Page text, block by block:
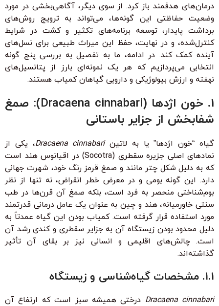
درمان‌های هدفمند باز کرد. از سوی دیگر، آگاهی‌بخشی در مورد
وضعیت حفاظتی این گونه‌ها، می‌تواند به ترویج روش‌های
برداشت پایدار، توسعه برنامه‌های تکثیر و کشت در شرایط
کنترل‌شده، و در نهایت، حفظ این میراث طبیعی برای نسل‌های
آینده کمک کند. در ادامه، ما به تفصیل به بررسی پنج گونه
انتخابی می‌پردازیم که هر یک نمونه‌ای بارز از پتانسیل‌های
نهفته و ارزش بیولوژیکی و دارویی گیاهان کمیاب هستند.
۱. خون اژدها (Dracaena cinnabari): صمغ
شفابخش از جزایر باستانی
گیاه “خون اژدها” یا به لاتینDracaena cinnabari، یکی از
نمادهای اصلی جزیره سقطری (Socotra) در اقیانوس هند است
که به دلیل شکل چتر مانند و صمغ قرمز رنگ خود، شهرت جهانی
دارد. این گونه بومی و در معرض خطر انقراض، نه تنها از نظر
بوم‌شناختی منحصر به فرد است، بلکه صمغ آن قرن‌ها در طب
سنتی خاورمیانه، هند و چین به عنوان یک عامل درمانی قدرتمند
مورد استفاده قرار گرفته است. کمیاب بودن این گیاه عمدتاً به
دلیل محدود بودن زیستگاه آن به جزایر سقطری و کندی رشد آن
است. چالش‌های اقلیمی و انسانی نیز بر بقای آن تأثیر
گذاشته‌اند.
۱.۱. مشخصات گیاه‌شناسی و زیستگاه
Dracaena cinnabari درختی همیشه سبز است که ارتفاع آن